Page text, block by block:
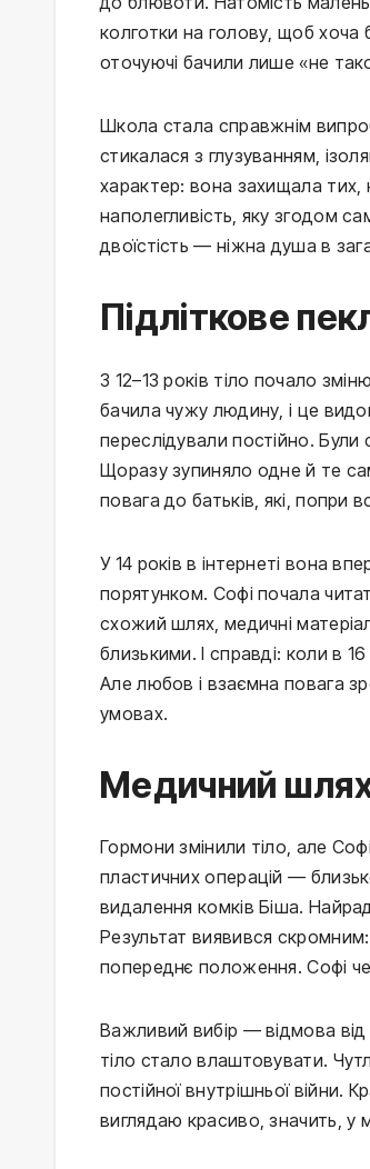
колготки на голову, щоб хоча
оточуючі бачили лише «не
Школа стала справжнім
стикалася з глузуванням,
характер: вона захищала тих,
наполегливість, яку згодом
двоїстість — ніжна душа в
Підліткове
З 12–13 років тіло почало
бачила чужу людину, і це
переслідували постійно.
Щоразу зупиняло одне й те
повага до батьків, які, попри
У 14 років в інтернеті вона
порятунком. Софі почала
схожий шлях, медичні
близькими. І справді: коли в
Але любов і взаємна повага
умовах.
Медичний
Гормони змінили тіло, але
пластичних операцій —
видалення комків Біша.
Результат виявився
попереднє положення. Софі
Важливий вибір — відмова від
тіло стало влаштовувати.
постійної внутрішньої
виглядаю красиво, значить, у